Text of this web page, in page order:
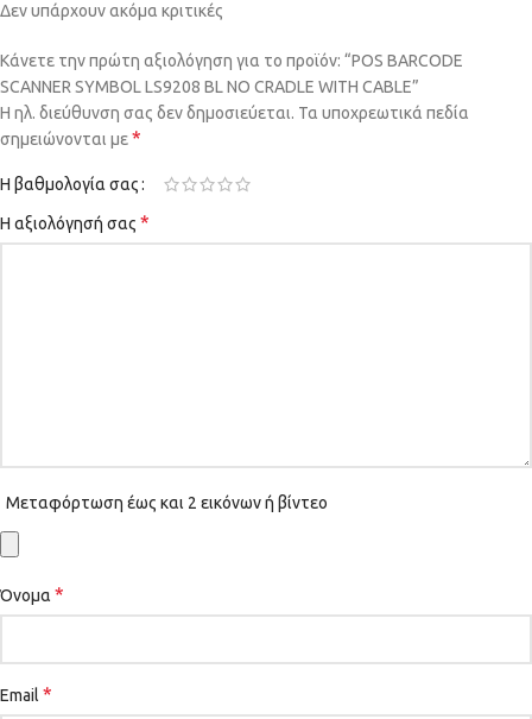
Δεν υπάρχουν ακόμα κριτικές
Κάνετε την πρώτη αξιολόγηση για το προϊόν: “POS BARCODE
SCANNER SYMBOL LS9208 BL NO CRADLE WITH CABLE”
Η ηλ. διεύθυνση σας δεν δημοσιεύεται. Τα υποχρεωτικά πεδία
σημειώνονται με*
Η βαθμολογία σας
Η αξιολόγησή σας *
Μεταφόρτωση έως και 2 εικόνων ή βίντεο
Όνομα *
Email *